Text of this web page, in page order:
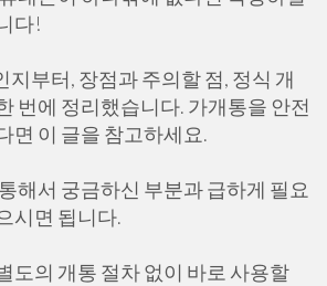
다!
부터, 장점과 주의할 점, 정식 개
번에 정리했습니다. 가개통을 안전
면 이 글을 참고하세요.
해서 궁금하신 부분과 급하게 필요
시면 됩니다.
도의 개통 절차 없이 바로 사용할